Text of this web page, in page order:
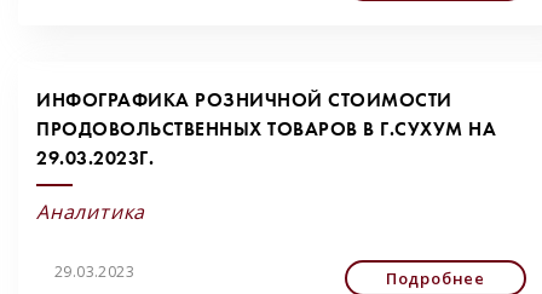
ИНФОГРАФИКА РОЗНИЧНОЙ СТОИМОСТИ
ПРОДОВОЛЬСТВЕННЫХ ТОВАРОВ В Г.СУХУМ НА
29.03.2023Г.
Аналитика
29.03.2023 Подробнее